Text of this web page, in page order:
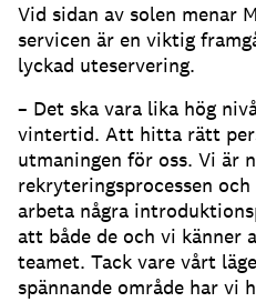
Vid sidan av solen menar
servicen är en viktig
lyckad uteservering.
– Det ska vara lika hög
vintertid. Att hitta rätt
utmaningen för oss. Vi är
rekryteringsprocessen
arbeta några
att både de och vi känner
teamet. Tack vare vårt
spännande område har vi